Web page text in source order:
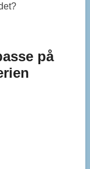
på